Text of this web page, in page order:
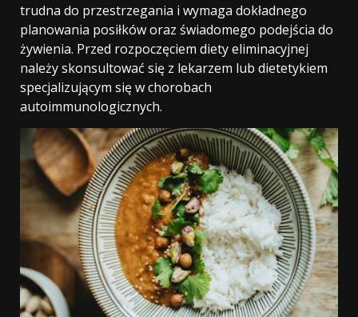
trudna do przestrzegania i wymaga dokładnego
planowania posiłków oraz świadomego podejścia do
żywienia. Przed rozpoczęciem diety eliminacyjnej
należy skonsultować się z lekarzem lub dietetykiem
specjalizującym się w chorobach
autoimmunologicznych.